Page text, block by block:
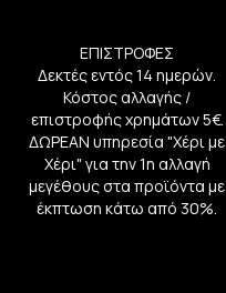
ΕΠΙΣΤΡΟΦΕΣ
Δεκτές εντός 14 ημερών.
Κόστος αλλαγής /
επιστροφής χρημάτων 5€.
ΔΩΡΕΑΝ υπηρεσία "Χέρι με
Χέρι" για την 1η αλλαγή
μεγέθους στα προϊόντα με
έκπτωση κάτω από 30%.